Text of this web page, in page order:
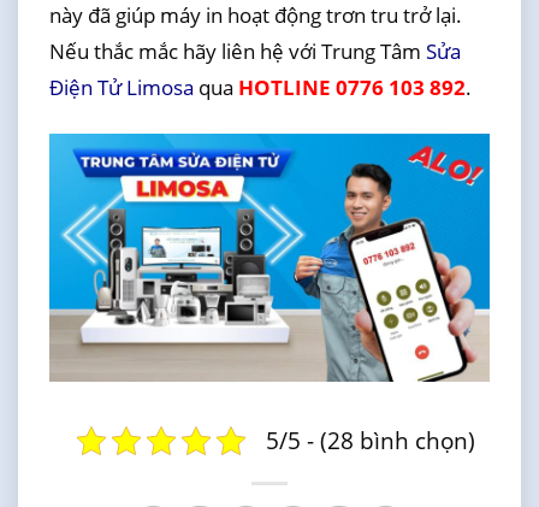
này đã giúp máy in hoạt động trơn tru trở lại.
Nếu thắc mắc hãy liên hệ với Trung Tâm Sửa
Điện Tử Limosa qua HOTLINE 0776 103 892.
5/5 - (28 bình chọn)